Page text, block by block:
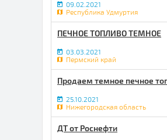
09.02.2021
Республика Удмуртия
ПЕЧНОЕ ТОПЛИВО ТЕМНОЕ
03.03.2021
Пермский край
Продаем темное печное
25.10.2021
Нижегородская область
ДТ от Роснефти